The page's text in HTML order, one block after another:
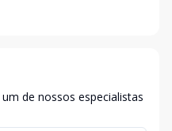
de nossos especialistas